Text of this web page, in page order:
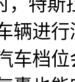
，特
辆进
车档